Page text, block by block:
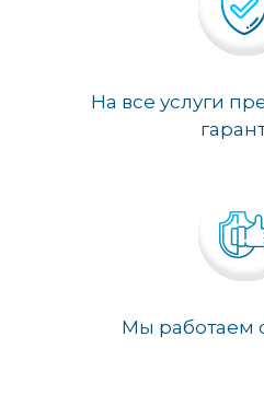
На все услуги
Мы работаем